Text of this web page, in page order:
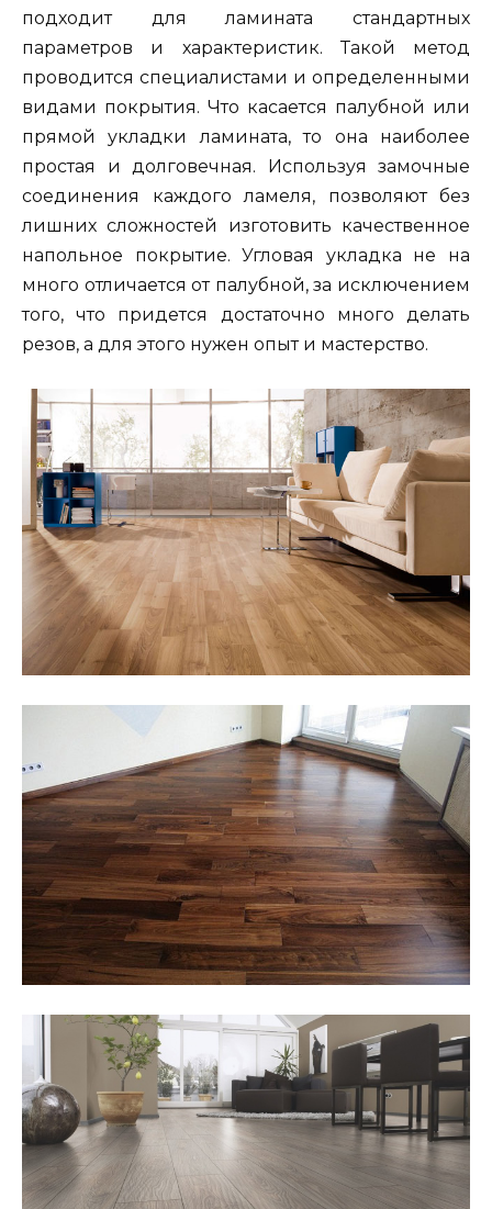
подходит для ламината стандартных
параметров и характеристик. Такой метод
проводится специалистами и определенными
видами покрытия. Что касается палубной или
прямой укладки ламината, то она наиболее
простая и долговечная. Используя замочные
соединения каждого ламеля, позволяют без
лишних сложностей изготовить качественное
напольное покрытие. Угловая укладка не на
много отличается от палубной, за исключением
того, что придется достаточно много делать
резов, а для этого нужен опыт и мастерство.